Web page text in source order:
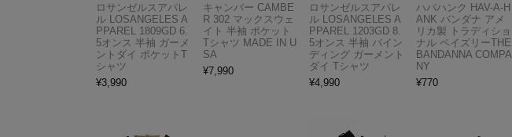
ロサンゼルスアパレ
ル LOSANGELES A
PPAREL 1809GD 6.
5オンス 半袖 ガーメ
ントダイ ポケットT
シャツ
¥3,990
キャンバー CAMBE
R 302 マックスウェ
イト 半袖 ポケット
Tシャツ MADE IN U
SA
¥7,990
ロサンゼルスアパレ
ル LOSANGELES A
PPAREL 1203GD 8.
5オンス 半袖 バイン
ディング ガーメント
ダイ Tシャツ
¥4,990
ハバハンク HAV-A-H
ANK バンダナ アメ
リカ製 トラディショ
ナル ペイズリーTHE
BANDANNA COMPA
NY
¥770